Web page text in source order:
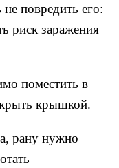
повредить его:
риск заражения
поместить в
крышкой.
рану нужно